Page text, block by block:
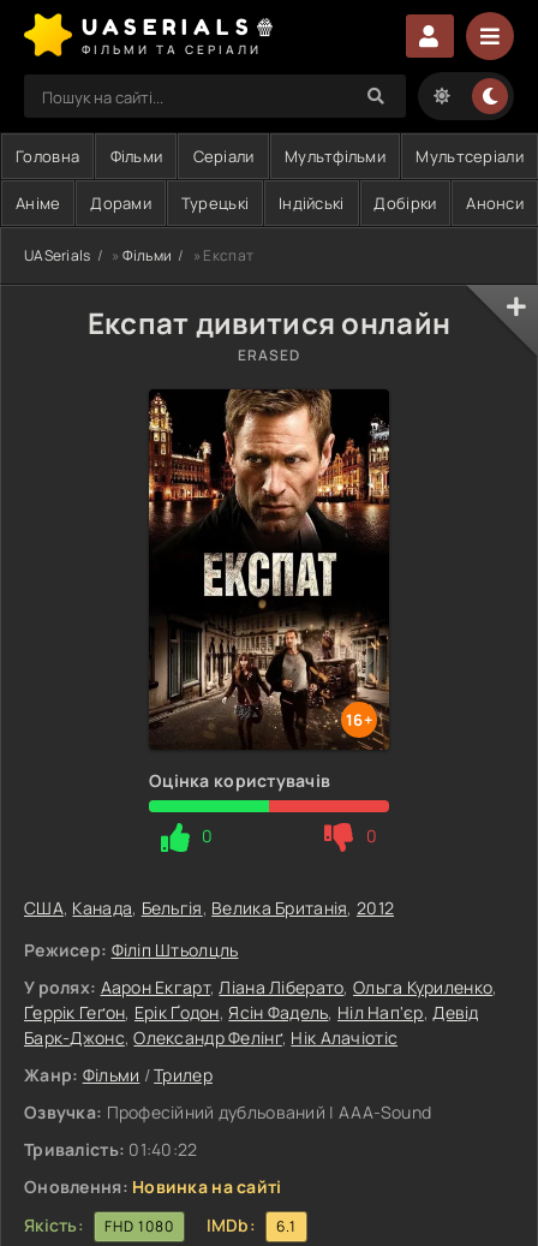
UASERIALS🍿
ФІЛЬМИ ТА СЕРІАЛИ
Головна Фільми Серіали Мультфільми Мультсеріали
Аніме Дорами Турецькі Індійські Добірки Анонси
UASerials » Фільми » Експат
Експат дивитися онлайн
ERASED
16+
Оцінка користувачів
0 0
США, Канада, Бельгія, Велика Британія, 2012
Режисер: Філіп Штьолцль
У ролях: Аарон Екгарт,Ліана Ліберато, Ольга Куриленко,
Ґеррік Геґон, Ерік Ґодон,Ясiн Фадель, Ніл Нап'єр,Девід
Барк-Джонс,Олександр Фелінґ, Нік Алачіотіс
Жанр: Фільми /Трилер
Озвучка: Професійний дубльований | AAA-Sound
Тривалість: 01:40:22
Оновлення: Новинка на сайті
Якість:
FHD 1080 IMDb: 6.1